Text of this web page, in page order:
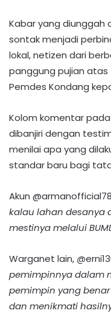
Kabar yang diunggah
sontak menjadi
lokal, netizen dari
panggung pujian atas
Pemdes Kondang
Kolom komentar
dibanjiri dengan
menilai apa yang
standar baru bagi
Akun
kalau lahan desanya
mestinya melalui
Warganet lain, @
pemimpinnya dalam
pemimpin yang
dan menikmati